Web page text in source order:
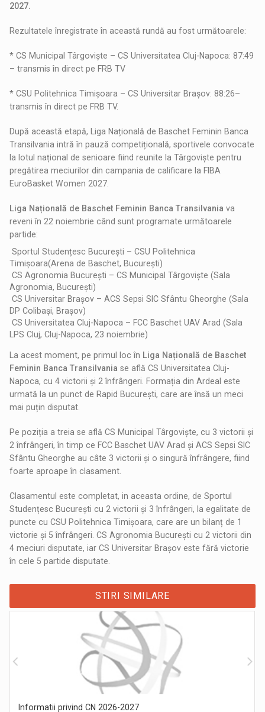
2027.
Rezultatele înregistrate în această rundă au fost următoarele:
* CS Municipal Târgoviște – CS Universitatea Cluj-Napoca: 87:49
– transmis în direct pe FRB TV
* CSU Politehnica Timișoara – CS Universitar Brașov: 88:26–
transmis în direct pe FRB TV.
După această etapă, Liga Națională de Baschet Feminin Banca
Transilvania intră în pauză competițională, sportivele convocate
la lotul național de senioare fiind reunite la Târgoviște pentru
pregătirea meciurilor din campania de calificare la FIBA
EuroBasket Women 2027.
Liga Națională de Baschet Feminin Banca Transilvania va
reveni în 22 noiembrie când sunt programate următoarele
partide:
Sportul Studențesc București – CSU Politehnica
Timișoara(Arena de Baschet, București)
CS Agronomia București – CS Municipal Târgoviște (Sala
Agronomia, București)
CS Universitar Brașov – ACS Sepsi SIC Sfântu Gheorghe (Sala
DP Colibași, Brașov)
CS Universitatea Cluj-Napoca – FCC Baschet UAV Arad (Sala
LPS Cluj, Cluj-Napoca, 23 noiembrie)
La acest moment, pe primul loc în Liga Națională de Baschet
Feminin Banca Transilvaniase află CS Universitatea Cluj-
Napoca, cu 4 victorii și 2 înfrângeri. Formația din Ardeal este
urmată la un punct de Rapid București, care are însă un meci
mai puțin disputat.
Pe poziția a treia se află CS Municipal Târgoviște, cu 3 victorii și
2 înfrângeri, în timp ce FCC Baschet UAV Arad și ACS Sepsi SIC
Sfântu Gheorghe au câte 3 victorii și o singură înfrângere, fiind
foarte aproape în clasament.
Clasamentul este completat, in aceasta ordine, de Sportul
Studențesc București cu 2 victorii și 3 înfrângeri, la egalitate de
puncte cu CSU Politehnica Timișoara, care are un bilanț de 1
victorie și 5 înfrângeri. CS Agronomia București cu 2 victorii din
4 meciuri disputate, iar CS Universitar Brașov este fără victorie
în cele 5 partide disputate.
STIRI SIMILARE
Informatii privind CN 2026-2027